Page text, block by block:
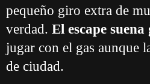
pequeño giro extra de
verdad. El escape
jugar con el gas aunque
de ciudad.